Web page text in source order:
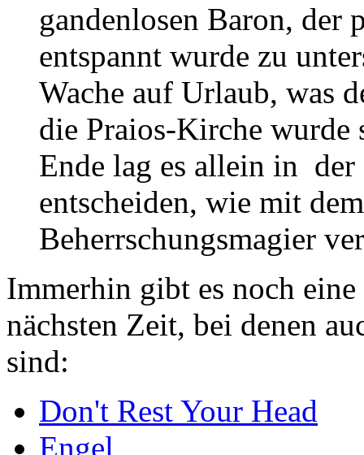
gandenlosen Baron, der
entspannt wurde zu
Wache auf Urlaub, was
die Praios-Kirche wurde
Ende lag es allein in
entscheiden, wie mit
Beherrschungsmagier
Immerhin gibt es noch
nächsten Zeit, bei denen
sind:
Don't Rest Your Head
Engel